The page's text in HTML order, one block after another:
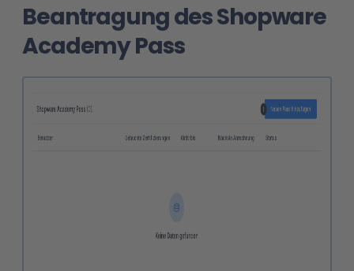
Beantragung des Shopware
Academy Pass